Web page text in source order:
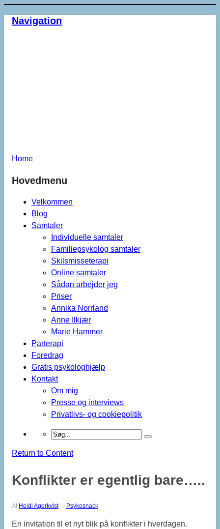
Navigation
Home
Hovedmenu
Velkommen
Blog
Samtaler
Individuelle samtaler
Familiepsykolog samtaler
Skilsmisseterapi
Online samtaler
Sådan arbejder jeg
Priser
Annika Norrland
Anne Ilkjær
Marie Hammer
Parterapi
Foredrag
Gratis psykologhjælp
Kontakt
Om mig
Presse og interviews
Privatlivs- og cookiepolitik
Return to Content
Konflikter er egentlig bare…..
Af Heidi Agerkvist - i Psykosnack
En invitation til et nyt blik på konflikter i hverdagen.